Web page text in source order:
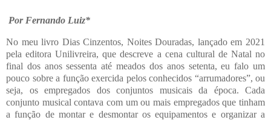
Por Fernando Luiz*
No meu livro Dias Cinzentos, Noites Douradas, lançado em 2021
pela editora Unilivreira, que descreve a cena cultural de Natal no
final dos anos sessenta até meados dos anos setenta, eu falo um
pouco sobre a função exercida pelos conhecidos “arrumadores”, ou
seja, os empregados dos conjuntos musicais da época. Cada
conjunto musical contava com um ou mais empregados que tinham
a função de montar e desmontar os equipamentos e organizar a